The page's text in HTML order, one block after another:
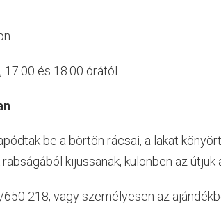
17.00 és 18.00 órától
be a börtön rácsai, a lakat
kijussanak, különben az útjuk
218, vagy személyesen az